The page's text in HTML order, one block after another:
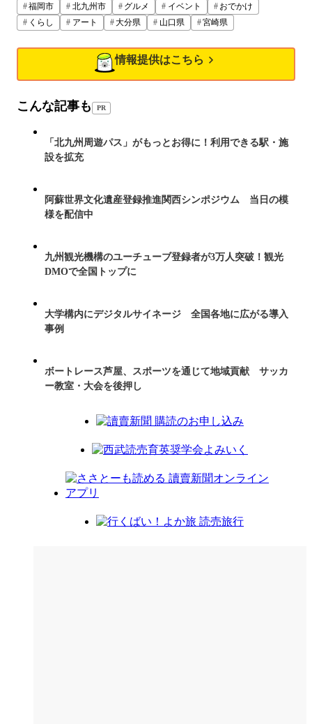
福岡市 北九州市 グルメ イベント
おでかけ
くらし
アート 大分県 山口県 宮崎県
情報提供はこちら
こんな記事も PR
「北九州周遊パス」がもっとお得に！利用できる駅・施
設を拡充
阿蘇世界文化遺産登録推進関西シンポジウム 当日の模
様を配信中
九州観光機構のユーチューブ登録者が3万人突破！観光
DMOで全国トップに
大学構内にデジタルサイネージ 全国各地に広がる導入
事例
ボートレース芦屋、スポーツを通じて地域貢献 サッカ
ー教室・大会を後押し